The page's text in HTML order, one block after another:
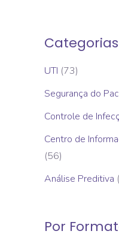
Categorias
UTI (73)
Segurança do
Controle de
Centro de
(56)
Análise Preditiva
Por